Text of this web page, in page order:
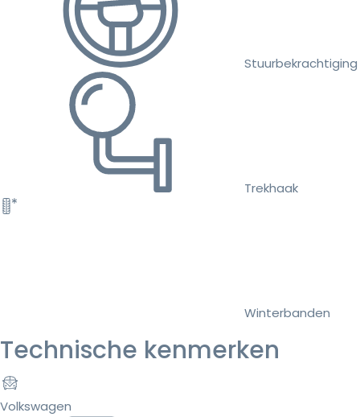
Stuurbekrachtiging
Trekhaak
Winterbanden
Technische kenmerken
Volkswagen